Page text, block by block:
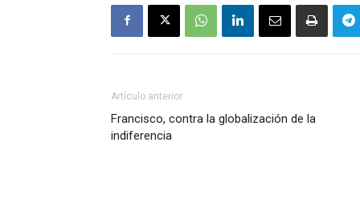
Artículo anterior
Francisco, contra la globalización de la
indiferencia